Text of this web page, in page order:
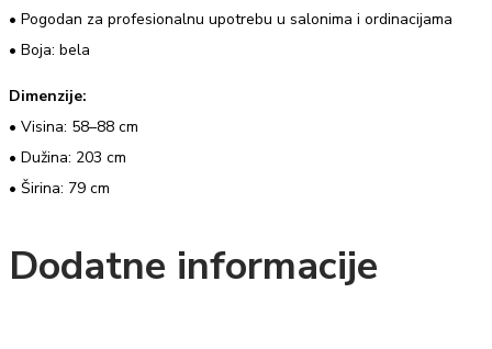
• Pogodan za profesionalnu upotrebu u salonima i ordinacijama
• Boja: bela
Dimenzije:
• Visina: 58–88 cm
• Dužina: 203 cm
• Širina: 79 cm
Dodatne informacije